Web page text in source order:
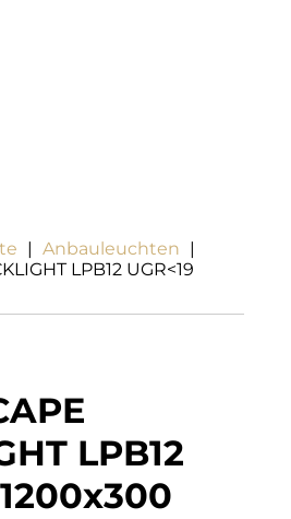
| Anbauleuchten
|
LPB12 UGR<19
LPB12